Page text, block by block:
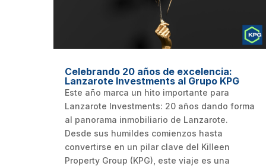
Celebrando 20 años de excelencia:
Lanzarote Investments al Grupo KPG
Este año marca un hito importante para
Lanzarote Investments: 20 años dando forma
al panorama inmobiliario de Lanzarote.
Desde sus humildes comienzos hasta
convertirse en un pilar clave del Killeen
Property Group (KPG), este viaje es una